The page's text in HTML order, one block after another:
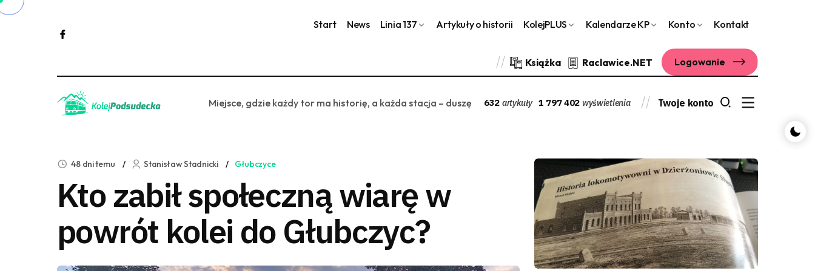
Start News Linia 137 Artykuły o historii KolejPLUS Kalendarze KP Konto Kontakt
Książka Raclawice.NET Logowanie
Miejsce, gdzie każdy tor ma historię, a każda stacja – duszę 632 artykuły 1 797 402 wyświetlenia Twoje konto
48 dni temu Stanisław Stadnicki Głubczyce
Kto zabił społeczną wiarę w
powrót kolei do Głubczyc?